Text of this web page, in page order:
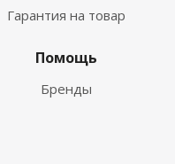
Гарантия на товар
Помощь
Бренды